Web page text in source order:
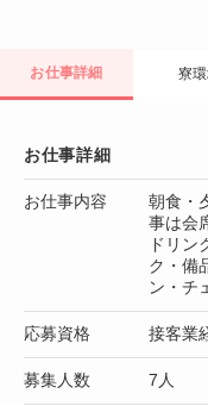
お仕事詳細 寮
お仕事詳細
お仕事内容
朝食・
事は会
ドリン
ク・備
ン・チ
応募資格 接客業
募集人数 7人